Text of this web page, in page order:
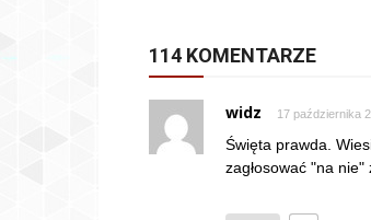
114 KOMENTARZE
widz 17 października
Święta prawda.
zagłosować "na